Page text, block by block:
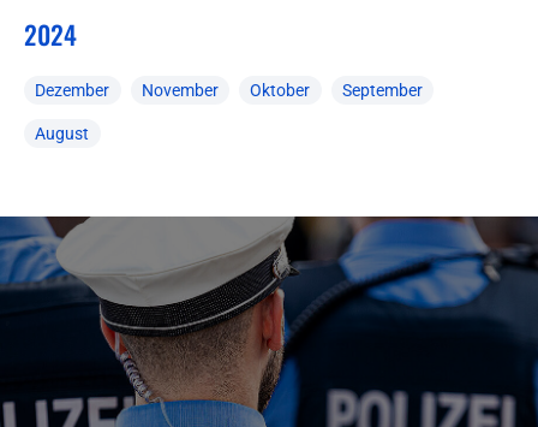
2024
Dezember November Oktober September
August